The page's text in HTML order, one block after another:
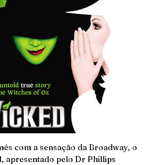
com a sensação da Broadway, o
apresentado pelo Dr Phillips